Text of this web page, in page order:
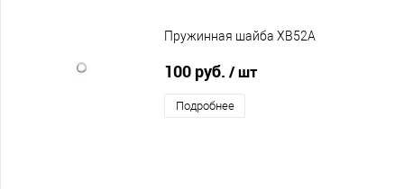
Пружинная шайба XB52A
100 руб. / шт
Подробнее